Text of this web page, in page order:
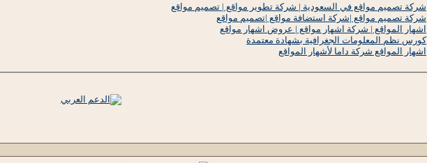
شركة تصميم مواقع في السعودية | شركة تطوير مواقع | تصميم مواقع
شركة تصميم مواقع |شركة استضافة مواقع |تصميم مواقع
اشهار المواقع | شركة اشهار مواقع | عروض اشهار مواقع
كورس نظم المعلومات الجغرافية بشهادة معتمدة
اشهار المواقع شركة داما لأشهار المواقع